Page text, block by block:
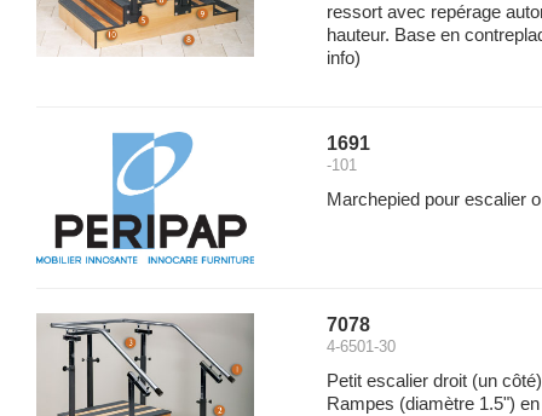
ressort avec repérage
hauteur. Base en
info)
1691
-101
Marchepied pour escalier
7078
4-6501-30
Petit escalier droit (un
Rampes (diamètre 1.5")